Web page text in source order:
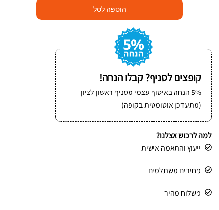
קרטון
גלי
הוספה לסל
קופצים לסניף? קבלו הנחה!
5% הנחה באיסוף עצמי מסניף ראשון לציון
(מתעדכן אוטומטית בקופה)
למה לרכוש אצלנו?
ייעוץ והתאמה אישית
מחירים משתלמים
משלוח מהיר